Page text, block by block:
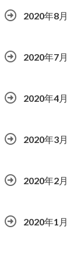
2020年8月
2020年7月
2020年4月
2020年3月
2020年2月
2020年1月